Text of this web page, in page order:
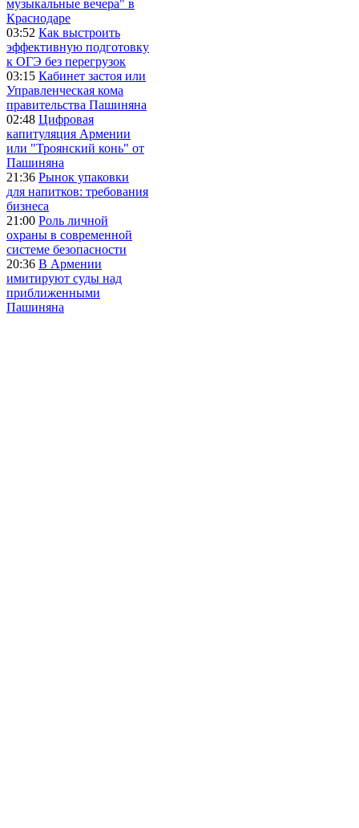
музыкальные вечера" в
Краснодаре
03:52 Как выстроить
эффективную подготовку
к ОГЭ без перегрузок
03:15 Кабинет застоя или
Управленческая кома
правительства Пашиняна
02:48 Цифровая
капитуляция Армении
или "Троянский конь" от
Пашиняна
21:36 Рынок упаковки
для напитков: требования
бизнеса
21:00 Роль личной
охраны в современной
системе безопасности
20:36 В Армении
имитируют суды над
приближенными
Пашиняна